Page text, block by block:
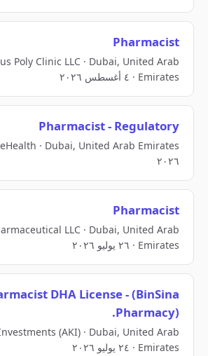
Pharmacist
Poly Clinic LLC · Dubai, United Arab
Emirates · ٤ أغسطس ٢٠٢٦
Pharmacist - Regulatory
٢٠٢٦
Pharmacist
LLC · Dubai, United Arab
Emirates · ٢٦ يوليو ٢٠٢٦
DHA License - (BinSina
Pharmacy).
(AKI) · Dubai, United Arab
Emirates · ٢٤ يوليو ٢٠٢٦